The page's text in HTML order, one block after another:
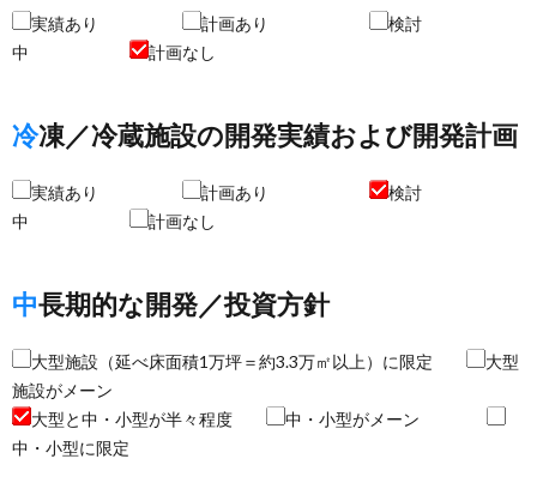
実績あり 計画あり
検討
中
計画なし
冷凍／冷蔵施設の開発実績および開発計画
実績あり 計画あり
検討
中
計画なし
中長期的な開発／投資方針
大型施設（延べ床面積1万坪＝約3.3万㎡以上）に限定
大型
施設がメーン
大型と中・小型が半々程度
中・小型がメーン
中・小型に限定